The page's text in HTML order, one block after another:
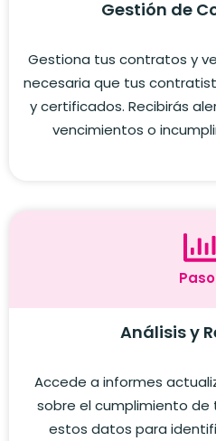
Gestión de
Gestiona tus contratos y
necesaria que tus
y certificados. Recibirás
vencimientos o
Análisis y
Accede a informes
sobre el cumplimiento de
estos datos para